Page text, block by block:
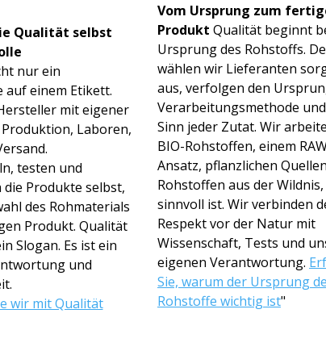
Qualität selbst
nur ein
auf einem Etikett.
mit eigener
Laboren,
testen und
Produkte selbst,
des Rohmaterials
Produkt. Qualität
Slogan. Es ist ein
und
wir mit Qualität
Vom Ursprung zum
Produkt Qualität beginnt
Ursprung des Rohstoffs.
wählen wir Lieferanten
aus, verfolgen den
Verarbeitungsmet­hode
Sinn jeder Zutat. Wir
BIO-Rohstoffen, einem
Ansatz, pflanzlichen
Rohstoffen aus der
sinnvoll ist. Wir verbinden
Respekt vor der Natur mit
Wissenschaft, Tests und
eigenen Verantwortung.
Sie, warum der Ursprung
Rohstoffe wichtig ist"